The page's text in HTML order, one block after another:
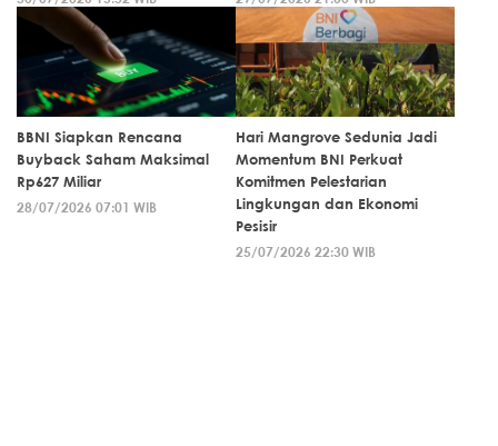
BBNI Siapkan Rencana
Buyback Saham Maksimal
Rp627 Miliar
28/07/2026 07:01 WIB
Hari Mangrove Sedunia Jadi
Momentum BNI Perkuat
Komitmen Pelestarian
Lingkungan dan Ekonomi
Pesisir
25/07/2026 22:30 WIB